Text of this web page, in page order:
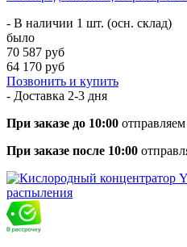
- В наличии 1 шт. (осн. склад)
было
70 587 руб
64 170 руб
Позвонить и купить
- Доставка 2-3 дня
При заказе до 10:00
При заказе после 10:00